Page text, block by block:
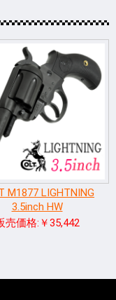
M1877 LIGHTNING
3.5inch HW
売価格:￥35,442